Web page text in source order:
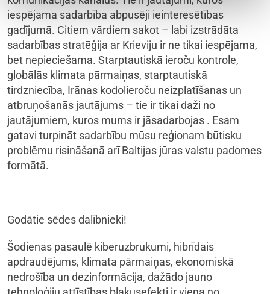
iespējama sadarbība abpusēji ieinteresētības
gadījumā. Citiem vārdiem sakot – labi izstrādāta
sadarbības stratēģija ar Krieviju ir ne tikai iespējama,
bet nepieciešama. Starptautiskā ieroču kontrole,
globālās klimata pārmaiņas, starptautiskā
tirdzniecība, Irānas kodolieroču neizplatīšanas un
atbruņošanās jautājums – tie ir tikai daži no
jautājumiem, kuros mums ir jāsadarbojas . Esam
gatavi turpināt sadarbību mūsu reģionam būtisku
problēmu risināšanā arī Baltijas jūras valstu padomes
formātā.
Godātie sēdes dalībnieki!
Šodienas pasaulē kiberuzbrukumi, hibrīdais
apdraudējums, klimata pārmaiņas, ekonomiskā
nedrošība un dezinformācija, dažādo jauno